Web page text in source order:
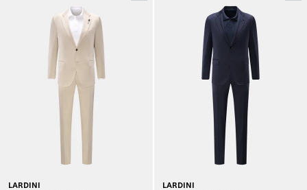
LARDINI LARDINI